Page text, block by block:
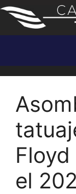
Saltar
contenido
el